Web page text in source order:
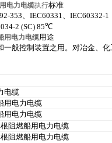
电力电缆执行标准
353、IEC60331、IEC60332-1
2 (SC) 85℃
用电力电缆用途
般控制装置之用。对冶金、
电缆
用电力电缆
用电力电缆
阻燃船用电力电缆
阻燃船用电力电缆